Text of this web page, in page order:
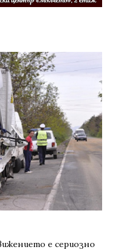
е сериозно